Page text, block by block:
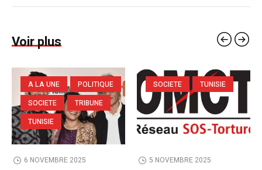
Voir plus
A LA UNE
POLITIQUE
SOCIETE
TRIBUNE
TUNISIE
6 NOVEMBRE 2025
SOCIETE TUNISIE
5 NOVEMBRE 2025